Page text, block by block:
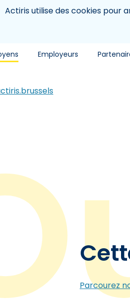
cookies
Actiris utilise des cookies pour
Employeurs
Parcourez